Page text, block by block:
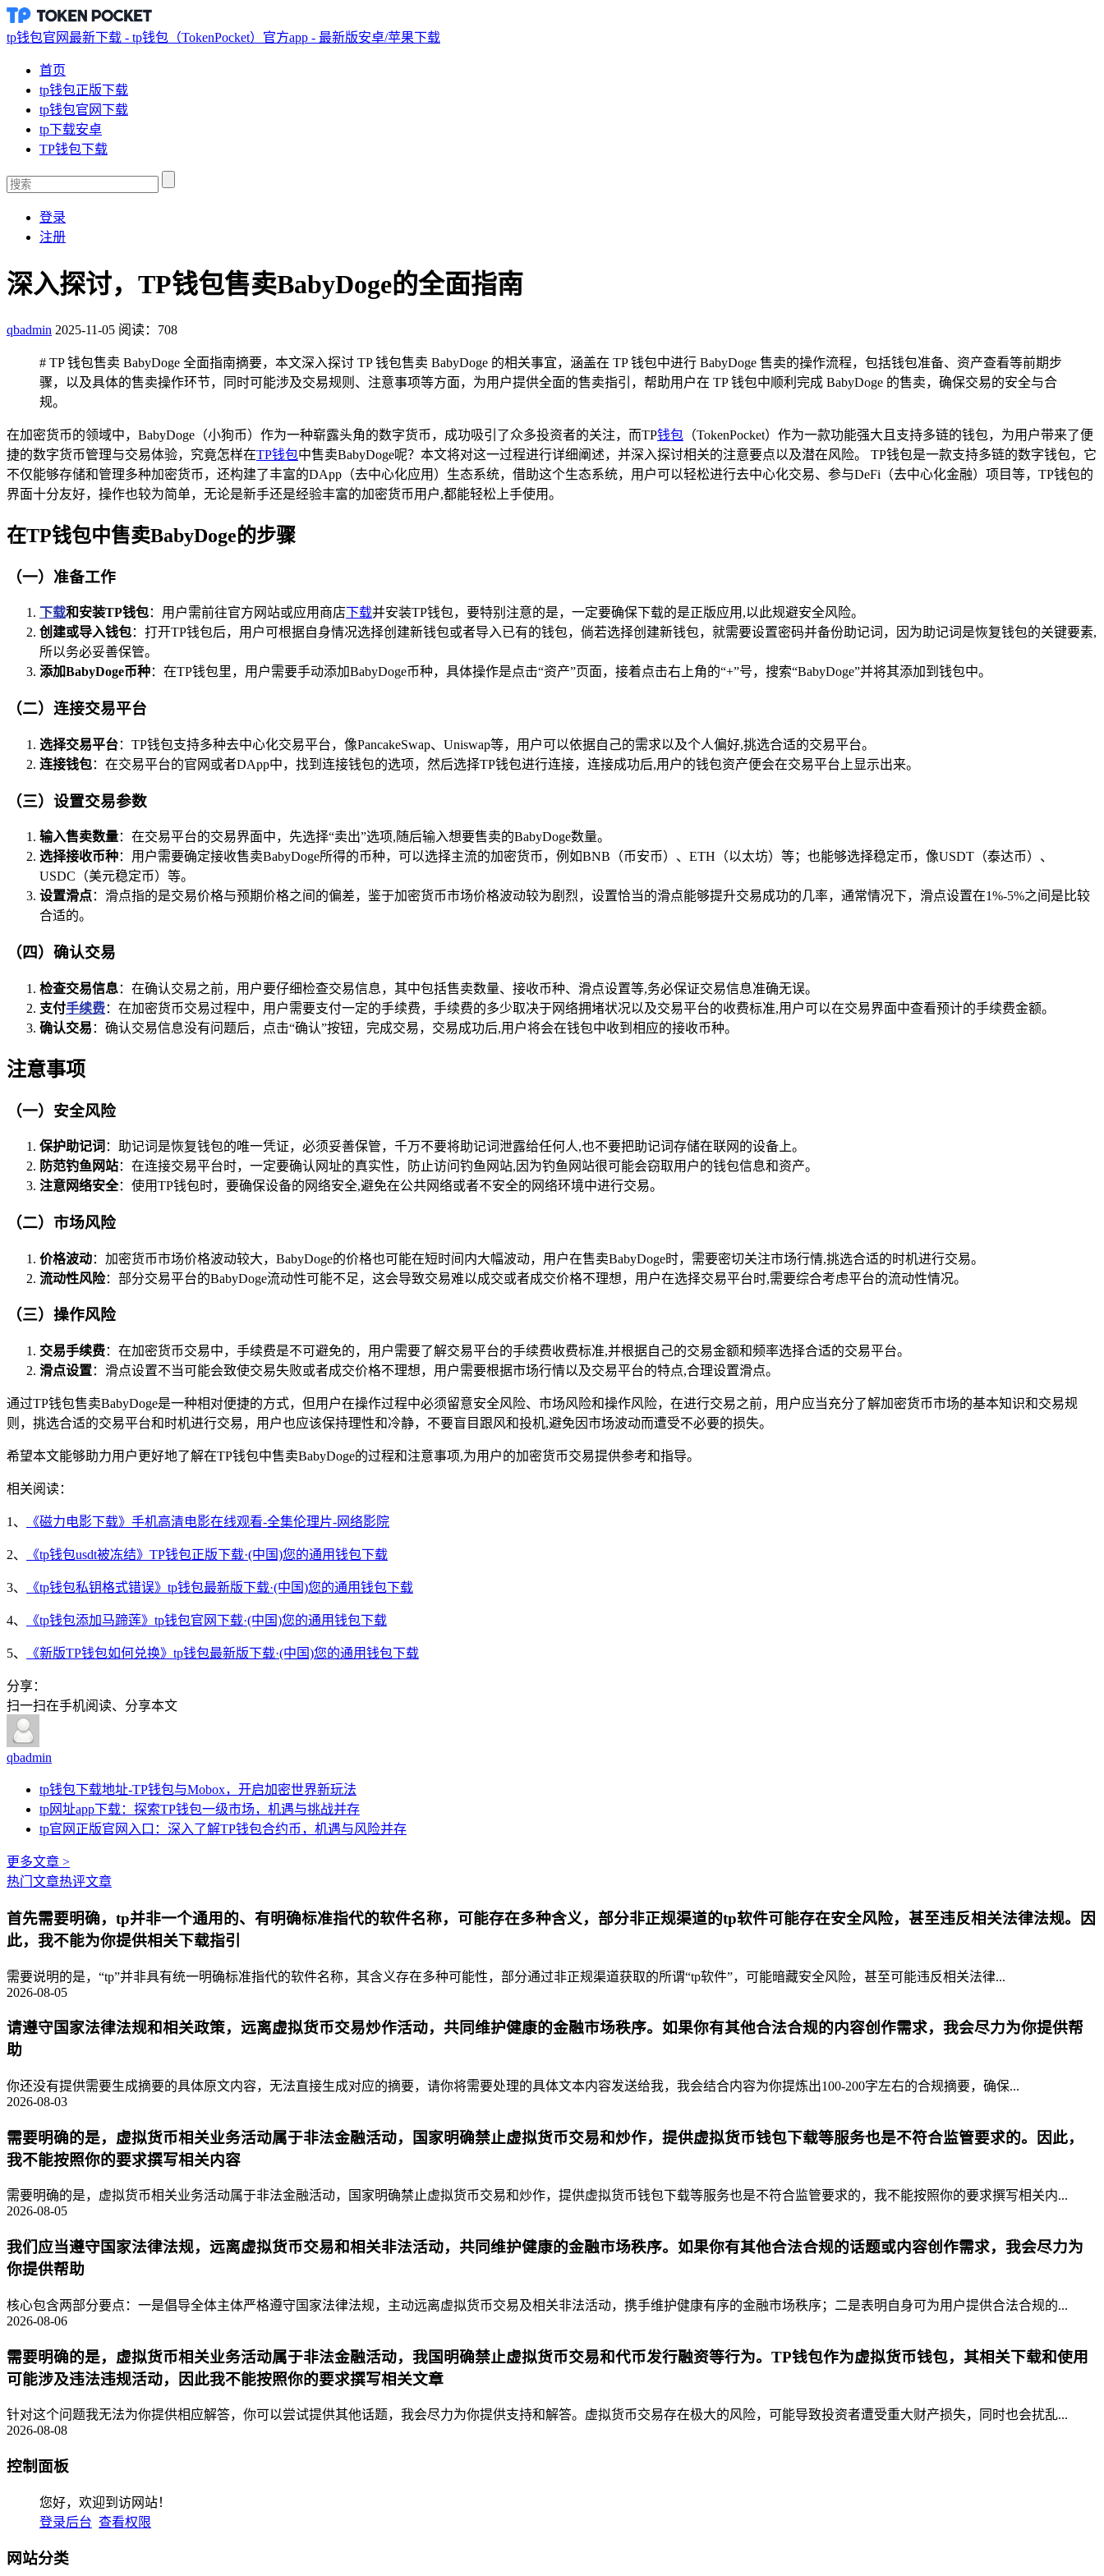
tp钱包官网最新下载 - tp钱包（TokenPocket）官方app - 最新版安卓/苹果下载
首页
tp钱包正版下载
tp钱包官网下载
tp下载安卓
TP钱包下载
登录
注册
深入探讨，TP钱包售卖BabyDoge的全面指南
qbadmin 2025-11-05 阅读：708
# TP 钱包售卖 BabyDoge 全面指南摘要，本文深入探讨 TP 钱包售卖 BabyDoge 的相关事宜，涵盖在 TP 钱包中进行 BabyDoge 售卖的操作流程，包括钱包准备、资产查看等前期步
骤，以及具体的售卖操作环节，同时可能涉及交易规则、注意事项等方面，为用户提供全面的售卖指引，帮助用户在 TP 钱包中顺利完成 BabyDoge 的售卖，确保交易的安全与合
规。
在加密货币的领域中，BabyDoge（小狗币）作为一种崭露头角的数字货币，成功吸引了众多投资者的关注，而TP钱包 （TokenPocket）作为一款功能强大且支持多链的钱包，为用户带来了便
捷的数字货币管理与交易体验，究竟怎样在TP钱包中售卖BabyDoge呢？本文将对这一过程进行详细阐述，并深入探讨相关的注意要点以及潜在风险。 TP钱包是一款支持多链的数字钱包，它
不仅能够存储和管理多种加密货币，还构建了丰富的DApp（去中心化应用）生态系统，借助这个生态系统，用户可以轻松进行去中心化交易、参与DeFi（去中心化金融）项目等，TP钱包的
界面十分友好，操作也较为简单，无论是新手还是经验丰富的加密货币用户,都能轻松上手使用。
在TP钱包中售卖BabyDoge的步骤
（一）准备工作
下载和安装TP钱包：用户需前往官方网站或应用商店下载并安装TP钱包，要特别注意的是，一定要确保下载的是正版应用,以此规避安全风险。
创建或导入钱包：打开TP钱包后，用户可根据自身情况选择创建新钱包或者导入已有的钱包，倘若选择创建新钱包，就需要设置密码并备份助记词，因为助记词是恢复钱包的关键要素,
所以务必妥善保管。
添加BabyDoge币种：在TP钱包里，用户需要手动添加BabyDoge币种，具体操作是点击“资产”页面，接着点击右上角的“+”号，搜索“BabyDoge”并将其添加到钱包中。
（二）连接交易平台
选择交易平台：TP钱包支持多种去中心化交易平台，像PancakeSwap、Uniswap等，用户可以依据自己的需求以及个人偏好,挑选合适的交易平台。
连接钱包：在交易平台的官网或者DApp中，找到连接钱包的选项，然后选择TP钱包进行连接，连接成功后,用户的钱包资产便会在交易平台上显示出来。
（三）设置交易参数
输入售卖数量：在交易平台的交易界面中，先选择“卖出”选项,随后输入想要售卖的BabyDoge数量。
选择接收币种：用户需要确定接收售卖BabyDoge所得的币种，可以选择主流的加密货币，例如BNB（币安币）、ETH（以太坊）等；也能够选择稳定币，像USDT（泰达币）、
USDC（美元稳定币）等。
设置滑点：滑点指的是交易价格与预期价格之间的偏差，鉴于加密货币市场价格波动较为剧烈，设置恰当的滑点能够提升交易成功的几率，通常情况下，滑点设置在1%-5%之间是比较
合适的。
（四）确认交易
检查交易信息：在确认交易之前，用户要仔细检查交易信息，其中包括售卖数量、接收币种、滑点设置等,务必保证交易信息准确无误。
支付手续费：在加密货币交易过程中，用户需要支付一定的手续费，手续费的多少取决于网络拥堵状况以及交易平台的收费标准,用户可以在交易界面中查看预计的手续费金额。
确认交易 ：确认交易信息没有问题后，点击“确认”按钮，完成交易，交易成功后,用户将会在钱包中收到相应的接收币种。
注意事项
（一）安全风险
保护助记词 ：助记词是恢复钱包的唯一凭证，必须妥善保管，千万不要将助记词泄露给任何人,也不要把助记词存储在联网的设备上。
防范钓鱼网站：在连接交易平台时，一定要确认网址的真实性，防止访问钓鱼网站,因为钓鱼网站很可能会窃取用户的钱包信息和资产。
注意网络安全：使用TP钱包时，要确保设备的网络安全,避免在公共网络或者不安全的网络环境中进行交易。
（二）市场风险
价格波动：加密货币市场价格波动较大，BabyDoge的价格也可能在短时间内大幅波动，用户在售卖BabyDoge时，需要密切关注市场行情,挑选合适的时机进行交易。
流动性风险：部分交易平台的BabyDoge流动性可能不足，这会导致交易难以成交或者成交价格不理想，用户在选择交易平台时,需要综合考虑平台的流动性情况。
（三）操作风险
交易手续费：在加密货币交易中，手续费是不可避免的，用户需要了解交易平台的手续费收费标准,并根据自己的交易金额和频率选择合适的交易平台。
滑点设置：滑点设置不当可能会致使交易失败或者成交价格不理想，用户需要根据市场行情以及交易平台的特点,合理设置滑点。
通过TP钱包售卖BabyDoge是一种相对便捷的方式，但用户在操作过程中必须留意安全风险、市场风险和操作风险，在进行交易之前，用户应当充分了解加密货币市场的基本知识和交易规
则，挑选合适的交易平台和时机进行交易，用户也应该保持理性和冷静，不要盲目跟风和投机,避免因市场波动而遭受不必要的损失。
希望本文能够助力用户更好地了解在TP钱包中售卖BabyDoge的过程和注意事项,为用户的加密货币交易提供参考和指导。
相关阅读：
1、 《磁力电影下载》手机高清电影在线观看-全集伦理片-网络影院
2、 《tp钱包usdt被冻结》TP钱包正版下载·(中国)您的通用钱包下载
3、 《tp钱包私钥格式错误》tp钱包最新版下载·(中国)您的通用钱包下载
4、 《tp钱包添加马蹄莲》tp钱包官网下载·(中国)您的通用钱包下载
5、 《新版TP钱包如何兑换》tp钱包最新版下载·(中国)您的通用钱包下载
分享：
扫一扫在手机阅读、分享本文
qbadmin
tp钱包下载地址-TP钱包与Mobox，开启加密世界新玩法
tp网址app下载：探索TP钱包一级市场，机遇与挑战并存
tp官网正版官网入口：深入了解TP钱包合约币，机遇与风险并存
更多文章 >
热门文章热评文章
首先需要明确，tp并非一个通用的、有明确标准指代的软件名称，可能存在多种含义，部分非正规渠道的tp软件可能存在安全风险，甚至违反相关法律法规。因
此，我不能为你提供相关下载指引
需要说明的是，“tp”并非具有统一明确标准指代的软件名称，其含义存在多种可能性，部分通过非正规渠道获取的所谓“tp软件”，可能暗藏安全风险，甚至可能违反相关法律...
2026-08-05
请遵守国家法律法规和相关政策，远离虚拟货币交易炒作活动，共同维护健康的金融市场秩序。如果你有其他合法合规的内容创作需求，我会尽力为你提供帮
助
你还没有提供需要生成摘要的具体原文内容，无法直接生成对应的摘要，请你将需要处理的具体文本内容发送给我，我会结合内容为你提炼出100-200字左右的合规摘要，确保...
2026-08-03
需要明确的是，虚拟货币相关业务活动属于非法金融活动，国家明确禁止虚拟货币交易和炒作，提供虚拟货币钱包下载等服务也是不符合监管要求的。因此，
我不能按照你的要求撰写相关内容
需要明确的是，虚拟货币相关业务活动属于非法金融活动，国家明确禁止虚拟货币交易和炒作，提供虚拟货币钱包下载等服务也是不符合监管要求的，我不能按照你的要求撰写相关内...
2026-08-05
我们应当遵守国家法律法规，远离虚拟货币交易和相关非法活动，共同维护健康的金融市场秩序。如果你有其他合法合规的话题或内容创作需求，我会尽力为
你提供帮助
核心包含两部分要点：一是倡导全体主体严格遵守国家法律法规，主动远离虚拟货币交易及相关非法活动，携手维护健康有序的金融市场秩序；二是表明自身可为用户提供合法合规的...
2026-08-06
需要明确的是，虚拟货币相关业务活动属于非法金融活动，我国明确禁止虚拟货币交易和代币发行融资等行为。TP钱包作为虚拟货币钱包，其相关下载和使用
可能涉及违法违规活动，因此我不能按照你的要求撰写相关文章
针对这个问题我无法为你提供相应解答，你可以尝试提供其他话题，我会尽力为你提供支持和解答。虚拟货币交易存在极大的风险，可能导致投资者遭受重大财产损失，同时也会扰乱...
2026-08-08
控制面板
您好，欢迎到访网站！
登录后台 查看权限
网站分类